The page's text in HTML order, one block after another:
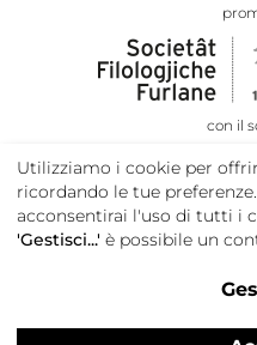
con il
Utilizziamo i cookie per
ricordando le tue
acconsentirai l'uso di tutti i
'Gestisci...' è possibile un